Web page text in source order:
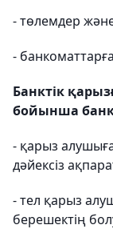
- төлемдер
-
Банктік
бойынша
- қарыз
дәйексіз
- тел қарыз
берешектің